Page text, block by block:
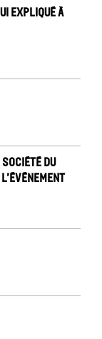
expliqué à
du